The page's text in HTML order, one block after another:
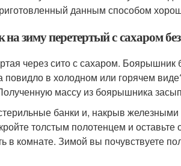
данным способом
зиму перетертый с сахаром
через сито с сахаром.
повидло в холодном или горячем
массу из боярышника
банки и, накрыв
толстым полотенцем и
в комнате. Зимой вы почувствуете